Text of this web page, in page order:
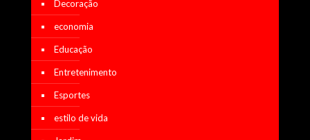
Decoração
economia
Educação
Entretenimento
Esportes
estilo de vida